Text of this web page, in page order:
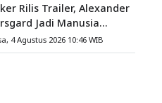
Rilis Trailer, Alexander
Jadi Manusia
Jerami dalam
Paling Nyeleneh
4 Agustus 2026 10:46 WIB